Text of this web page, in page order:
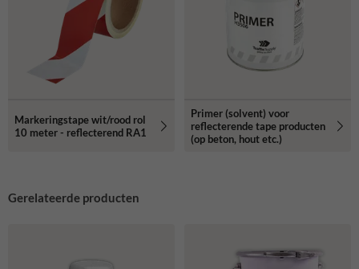
Markeringstape wit/rood rol
10 meter - reflecterend RA1
Primer (solvent) voor
reflecterende tape producten
(op beton, hout etc.)
Gerelateerde producten